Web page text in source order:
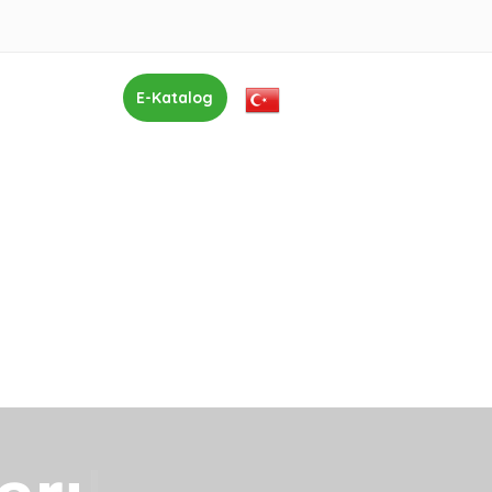
ve çevre illerde hizmet vermektedir.
E-Katalog